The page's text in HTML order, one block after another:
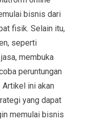
bisnis dari
fisik. Selain itu,
seperti
membuka
peruntungan
ini akan
yang dapat
memulai bisnis